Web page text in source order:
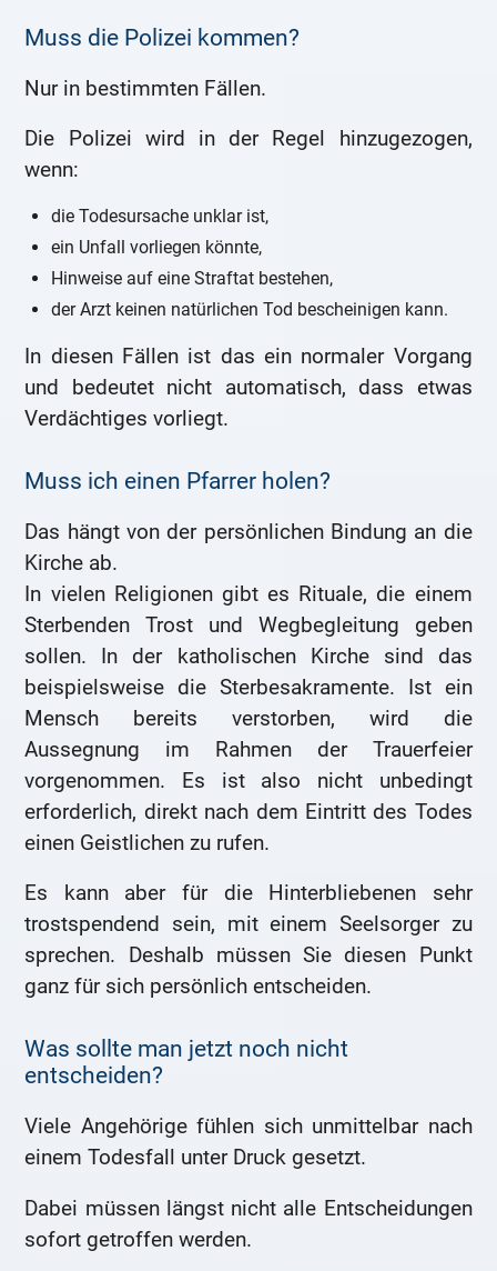
Muss die Polizei kommen?
Nur in bestimmten Fällen.
Die Polizei wird in der Regel hinzugezogen,
wenn:
die Todesursache unklar ist,
ein Unfall vorliegen könnte,
Hinweise auf eine Straftat bestehen,
der Arzt keinen natürlichen Tod bescheinigen kann.
In diesen Fällen ist das ein normaler Vorgang
und bedeutet nicht automatisch, dass etwas
Verdächtiges vorliegt.
Muss ich einen Pfarrer holen?
Das hängt von der persönlichen Bindung an die
Kirche ab.
In vielen Religionen gibt es Rituale, die einem
Sterbenden Trost und Wegbegleitung geben
sollen. In der katholischen Kirche sind das
beispielsweise die Sterbesakramente. Ist ein
Mensch bereits verstorben, wird die
Aussegnung im Rahmen der Trauerfeier
vorgenommen. Es ist also nicht unbedingt
erforderlich, direkt nach dem Eintritt des Todes
einen Geistlichen zu rufen.
Es kann aber für die Hinterbliebenen sehr
trostspendend sein, mit einem Seelsorger zu
sprechen. Deshalb müssen Sie diesen Punkt
ganz für sich persönlich entscheiden.
Was sollte man jetzt noch nicht
entscheiden?
Viele Angehörige fühlen sich unmittelbar nach
einem Todesfall unter Druck gesetzt.
Dabei müssen längst nicht alle Entscheidungen
sofort getroffen werden.